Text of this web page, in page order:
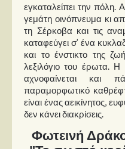
εγκαταλείπει την πόλη.
γεμάτη οινόπνευμα κι
τη Σέρκοβα και τις
καταφεύγει σ’ ένα
και το ένστικτο της
λεξιλόγιο του έρωτα.
αχνοφαίνεται και
παραμορφωτικό
είναι ένας αεικίνητος,
δεν κάνει διακρίσεις.
Φωτεινή